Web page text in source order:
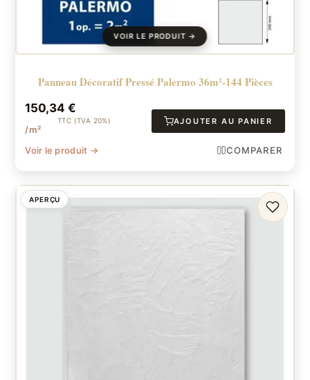
Panneau Décoratif Pressé Palermo 36m²-144 Pièces
150,34€
TTC (TVA 20%)
/m²
AJOUTER AU PANIER
Voir le produit → COMPARER
APERÇU